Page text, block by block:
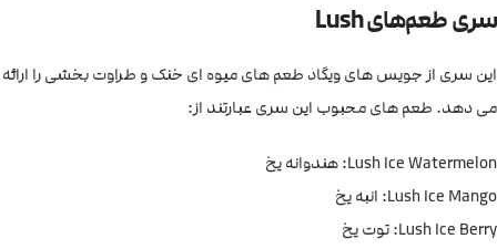
سری طعم‌های Lush
این سری از جویس های ویگاد طعم های میوه ای خنک و طراوت بخشی را ارائه
می دهد. طعم های محبوب این سری عبارتند از:
Lush Ice Watermelon: هندوانه یخ
Lush Ice Mango: انبه یخ
Lush Ice Berry: توت یخ